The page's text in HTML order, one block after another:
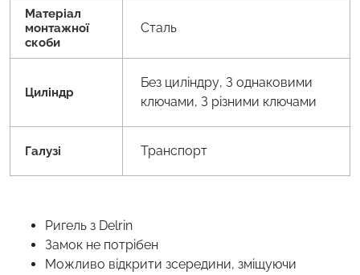
Матеріал
монтажної
скоби
Сталь
Циліндр
Без циліндру, З однаковими
ключами, З різними ключами
Галузі Транспорт
Ригель з Delrin
Замок не потрібен
Можливо відкрити зсередини, зміщуючи